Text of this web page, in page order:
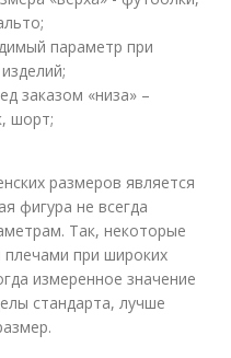
параметр при
заказом «низа» –
шорт;
размеров является
фигура не всегда
Так, некоторые
при широких
измеренное значение
стандарта, лучше